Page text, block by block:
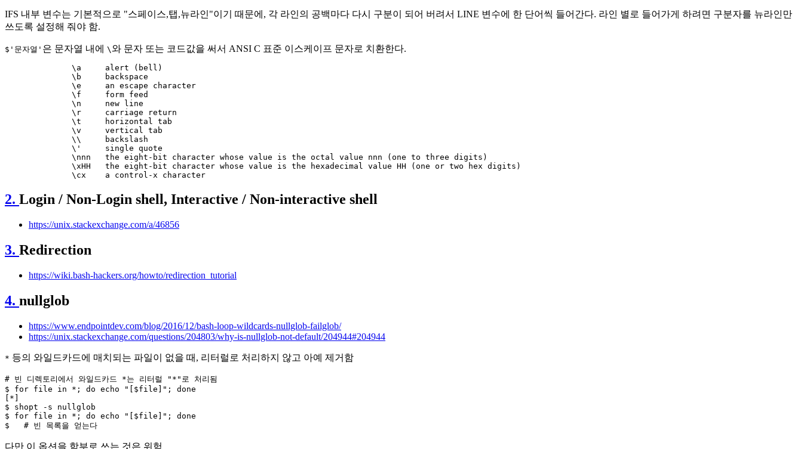
IFS 내부 변수는 기본적으로 "스페이스,탭,뉴라인"이기 때문에, 각 라인의 공백마다 다시 구분이 되어 버려서 LINE 변수에 한 단어씩 들어간다. 라인 별로 들어가게 하려면 구분자를 뉴라인만
쓰도록 설정해 줘야 함.
$'문자열' 은 문자열 내에 \와 문자 또는 코드값을 써서 ANSI C 표준 이스케이프 문자로 치환한다.
              \a     alert (bell)
              \b     backspace
              \e     an escape character
              \f     form feed
              \n     new line
              \r     carriage return
              \t     horizontal tab
              \v     vertical tab
              \\     backslash
              \'     single quote
              \nnn   the eight-bit character whose value is the octal value nnn (one to three digits)
              \xHH   the eight-bit character whose value is the hexadecimal value HH (one or two hex digits)
2. Login / Non-Login shell, Interactive / Non-interactive shell
https://unix.stackexchange.com/a/46856
3. Redirection
https://wiki.bash-hackers.org/howto/redirection_tutorial
4. nullglob
https://www.endpointdev.com/blog/2016/12/bash-loop-wildcards-nullglob-failglob/
https://unix.stackexchange.com/questions/204803/why-is-nullglob-not-default/204944#204944
* 등의 와일드카드에 매치되는 파일이 없을 때, 리터럴로 처리하지 않고 아예 제거함
# 빈 디렉토리에서 와일드카드 *는 리터럴 "*"로 처리됨
$ for file in *; do echo "[$file]"; done
[*]
$ shopt -s nullglob
$ for file in *; do echo "[$file]"; done
다만 이 옵션을 함부로 쓰는 것은 위험